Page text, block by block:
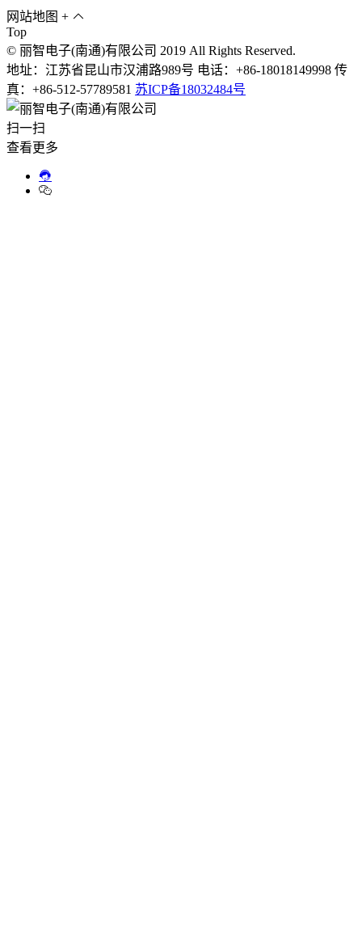
网站地图 +
Top
© 丽智电子(南通)有限公司 2019 All Rights Reserved.
地址：江苏省昆山市汉浦路989号 电话：+86-18018149998 传
真：+86-512-57789581 苏ICP备18032484号
扫一扫
查看更多